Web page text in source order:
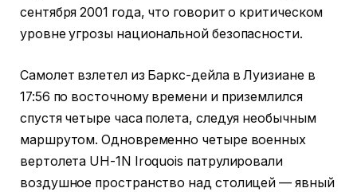
сентября 2001 года, что говорит о критическом
уровне угрозы национальной безопасности.
Самолет взлетел из Баркс-дейла в Луизиане в
17:56 по восточному времени и приземлился
спустя четыре часа полета, следуя необычным
маршрутом. Одновременно четыре военных
вертолета UH-1N Iroquois патрулировали
воздушное пространство над столицей — явный